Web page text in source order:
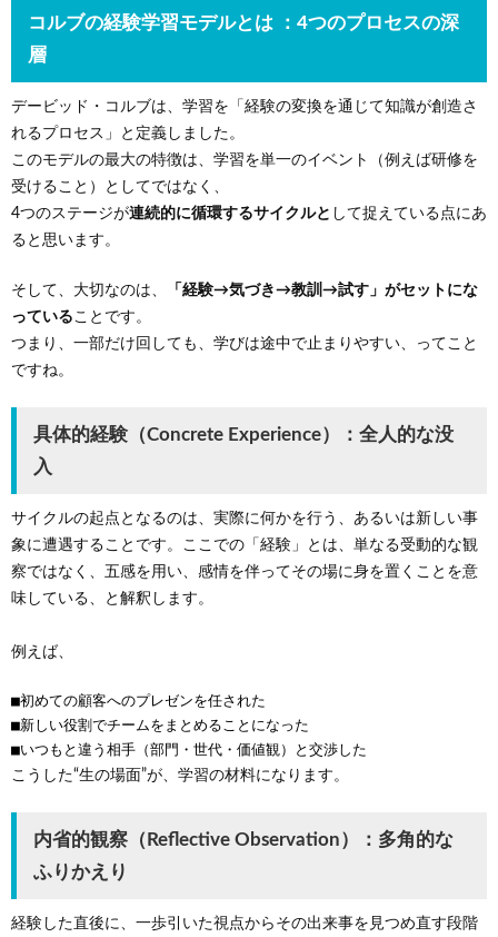
コルブの経験学習モデルとは ：4つのプロセスの深
層
デービッド・コルブは、学習を「経験の変換を通じて知識が創造さ
れるプロセス」と定義しました。
このモデルの最大の特徴は、学習を単一のイベント（例えば研修を
受けること）としてではなく、
4つのステージが連続的に循環するサイクルと して捉えている点にあ
ると思います。
そして、大切なのは、
「経験→気づき→教訓→試す」がセットにな
っていることです。
つまり、一部だけ回しても、学びは途中で止まりやすい、ってこと
ですね。
具体的経験（Concrete Experience）：全人的な没
入
サイクルの起点となるのは、実際に何かを行う、あるいは新しい事
象に遭遇することです。ここでの「経験」とは、単なる受動的な観
察ではなく、五感を用い、感情を伴ってその場に身を置くことを意
味している、と解釈します。
例えば、
■初めての顧客へのプレゼンを任された
■新しい役割でチームをまとめることになった
■いつもと違う相手（部門・世代・価値観）と交渉した
こうした“生の場面”が、学習の材料になります。
内省的観察（Reflective Observation）：多角的な
ふりかえり
経験した直後に、一歩引いた視点からその出来事を見つめ直す段階